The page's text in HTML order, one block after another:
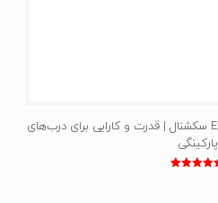
موتور زیرسقفی اکسترا دبل Extra سکشنال | قدرت و کارایی برای درب‌های
پارکینگی